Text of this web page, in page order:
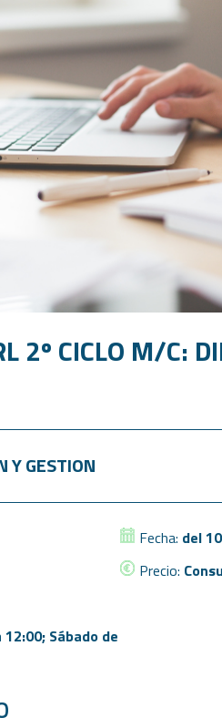
2º CICLO M/C:
Y GESTION
Sábado de
Fecha: del
Precio:
MOTIVACIÓN,
LABORAL